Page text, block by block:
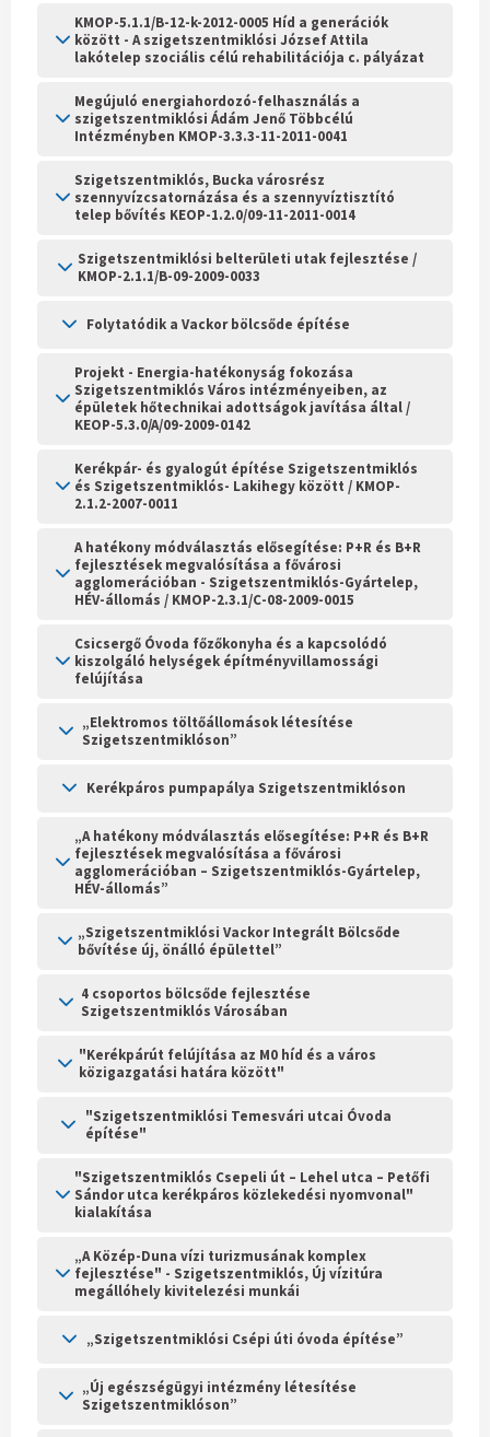
KMOP-5.1.1/B-12-k-2012-0005 Híd a generációk
között - A szigetszentmiklósi József Attila
lakótelep szociális célú rehabilitációja c. pályázat
Megújuló energiahordozó-felhasználás a
szigetszentmiklósi Ádám Jenő Többcélú
Intézményben KMOP-3.3.3-11-2011-0041
Szigetszentmiklós, Bucka városrész
szennyvízcsatornázása és a szennyvíztisztító
telep bővítés KEOP-1.2.0/09-11-2011-0014
Szigetszentmiklósi belterületi utak fejlesztése /
KMOP-2.1.1/B-09-2009-0033
Folytatódik a Vackor bölcsőde építése
Projekt - Energia-hatékonyság fokozása
Szigetszentmiklós Város intézményeiben, az
épületek hőtechnikai adottságok javítása által /
KEOP-5.3.0/A/09-2009-0142
Kerékpár- és gyalogút építése Szigetszentmiklós
és Szigetszentmiklós- Lakihegy között / KMOP-
2.1.2-2007-0011
A hatékony módválasztás elősegítése: P+R és B+R
fejlesztések megvalósítása a fővárosi
agglomerációban - Szigetszentmiklós-Gyártelep,
HÉV-állomás / KMOP-2.3.1/C-08-2009-0015
Csicsergő Óvoda főzőkonyha és a kapcsolódó
kiszolgáló helységek építményvillamossági
felújítása
„Elektromos töltőállomások létesítése
Szigetszentmiklóson”
Kerékpáros pumpapálya Szigetszentmiklóson
„A hatékony módválasztás elősegítése: P+R és B+R
fejlesztések megvalósítása a fővárosi
agglomerációban – Szigetszentmiklós-Gyártelep,
HÉV-állomás”
„Szigetszentmiklósi Vackor Integrált Bölcsőde
bővítése új, önálló épülettel”
4 csoportos bölcsőde fejlesztése
Szigetszentmiklós Városában
"Kerékpárút felújítása az M0 híd és a város
közigazgatási határa között"
"Szigetszentmiklósi Temesvári utcai Óvoda
építése"
"Szigetszentmiklós Csepeli út – Lehel utca – Petőfi
Sándor utca kerékpáros közlekedési nyomvonal"
kialakítása
„A Közép-Duna vízi turizmusának komplex
fejlesztése" - Szigetszentmiklós, Új vízitúra
megállóhely kivitelezési munkái
„Szigetszentmiklósi Csépi úti óvoda építése”
„Új egészségügyi intézmény létesítése
Szigetszentmiklóson”